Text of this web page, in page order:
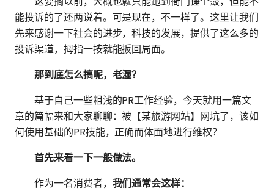
能投诉的了还两说着。可是现在，不一样了。这里让我们
先来感谢一下社会的进步，科技的发展，提供了这么多的
投诉渠道，拇指一按就能扳回局面。
那到底怎么搞呢，老湿？
基于自己一些粗浅的PR工作经验，今天就用一篇文
章的篇幅来和大家聊聊：被【某旅游网站】网坑了，该如
何使用基础的PR技能，正确而体面地进行维权？
首先来看一下一般做法。
作为一名消费者， 我们通常会这样：